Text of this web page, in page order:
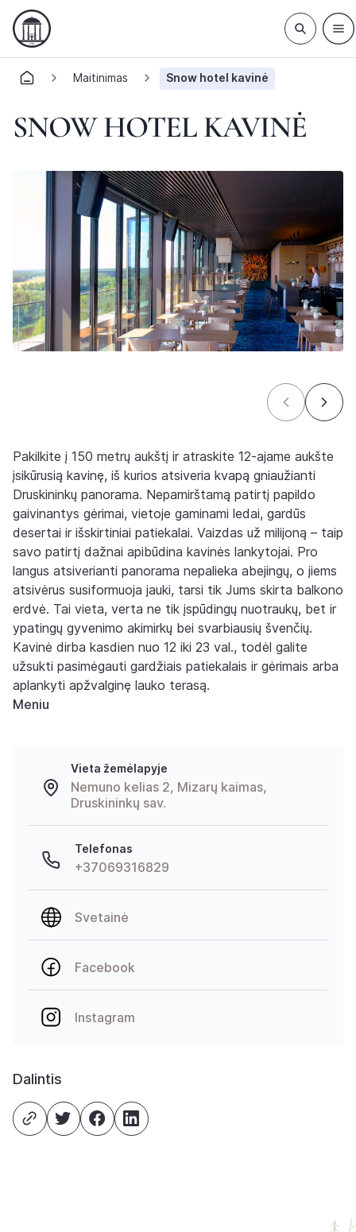
Maitinimas Snow hotel kavinė
SNOW HOTEL KAVINĖ
Pakilkite į 150 metrų aukštį ir atraskite 12-ajame aukšte
įsikūrusią kavinę, iš kurios atsiveria kvapą gniaužianti
Druskininkų panorama. Nepamirštamą patirtį papildo
gaivinantys gėrimai, vietoje gaminami ledai, gardūs
desertai ir išskirtiniai patiekalai. Vaizdas už milijoną – taip
savo patirtį dažnai apibūdina kavinės lankytojai. Pro
langus atsiverianti panorama nepalieka abejingų, o jiems
atsivėrus susiformuoja jauki, tarsi tik Jums skirta balkono
erdvė. Tai vieta, verta ne tik įspūdingų nuotraukų, bet ir
ypatingų gyvenimo akimirkų bei svarbiausių švenčių.
Kavinė dirba kasdien nuo 12 iki 23 val., todėl galite
užsukti pasimėgauti gardžiais patiekalais ir gėrimais arba
aplankyti apžvalginę lauko terasą.
Meniu
Vieta žemėlapyje
Nemuno kelias 2, Mizarų kaimas,
Druskininkų sav.
Telefonas
+37069316829
Svetainė
Facebook
Instagram
Dalintis